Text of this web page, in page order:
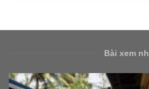
Bài xem